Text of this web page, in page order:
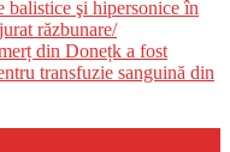
balistice şi hipersonice în
răzbunare/
din Donețk a fost
transfuzie sanguină din